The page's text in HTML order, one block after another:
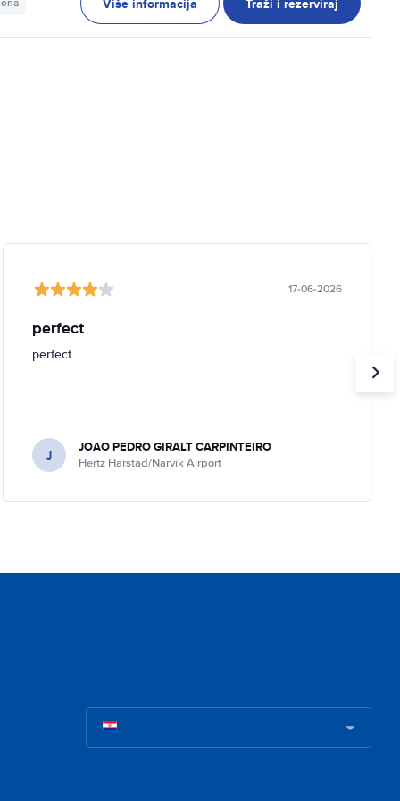
Više informacija Traži i rezerviraj
17-06-2026
perfect
perfect
J JOAO PEDRO GIRALT CARPINTEIRO
Hertz Harstad/Narvik Airport